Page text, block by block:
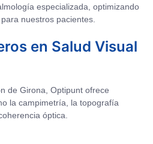
especializada, optimizando
nuestros pacientes.
en Salud Visual
de Girona, Optipunt ofrece
la campimetría, la topografía
óptica.